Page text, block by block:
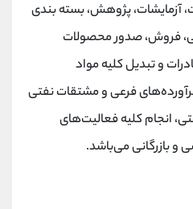
پژوهش، بسته بندی
فروش، صدور محصولات
و تبدیل کلیه مواد
فرعی و مشتقات نفتی
انجام کلیه فعالیت‌های
بازرگانی می‌باشد.